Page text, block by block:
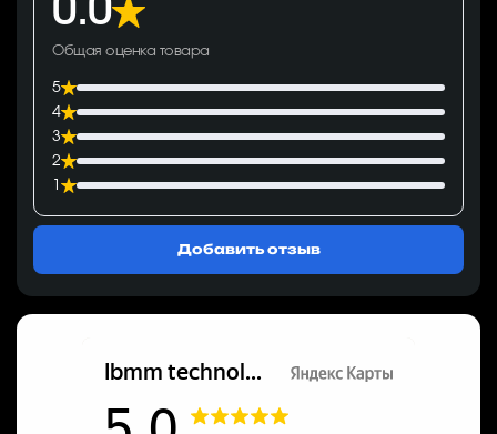
0.0
Общая оценка товара
5
4
3
2
Добавить отзыв